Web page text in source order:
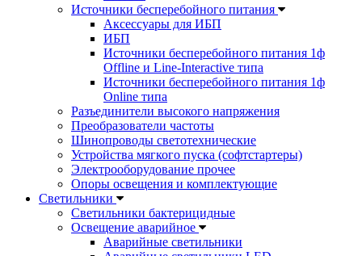
Источники бесперебойного питания
Аксессуары для ИБП
ИБП
Источники бесперебойного питания 1ф
Offline и Line-Interactive типа
Источники бесперебойного питания 1ф
Online типа
Разъединители высокого напряжения
Преобразователи частоты
Шинопроводы светотехнические
Устройства мягкого пуска (софтстартеры)
Электрооборудование прочее
Опоры освещения и комплектующие
Светильники
Светильники бактерицидные
Освещение аварийное
Аварийные светильники